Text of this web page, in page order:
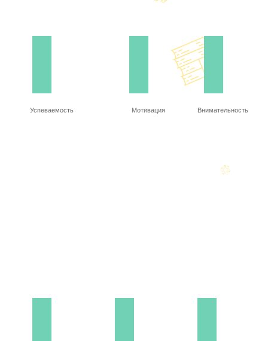
Успеваемость Мотивация Внимательность